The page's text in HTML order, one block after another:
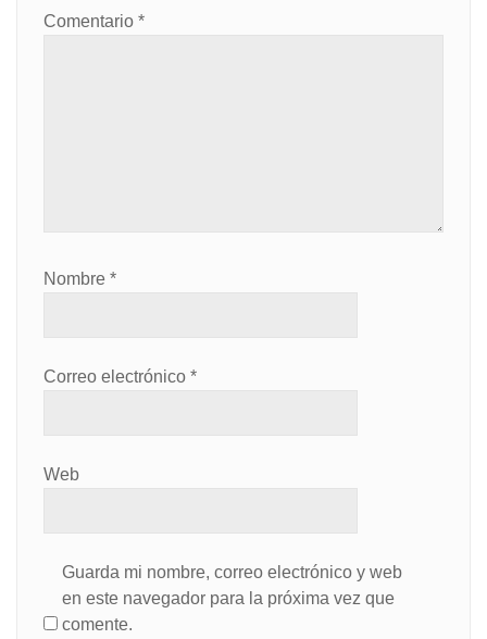
Comentario *
Nombre *
Correo electrónico *
Web
Guarda mi nombre, correo electrónico y web
en este navegador para la próxima vez que
comente.